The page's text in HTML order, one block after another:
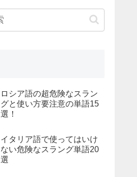
ロシア語の超危険なスラン
グと使い方要注意の単語15
選！
イタリア語で使ってはいけ
ない危険なスラング単語20
選